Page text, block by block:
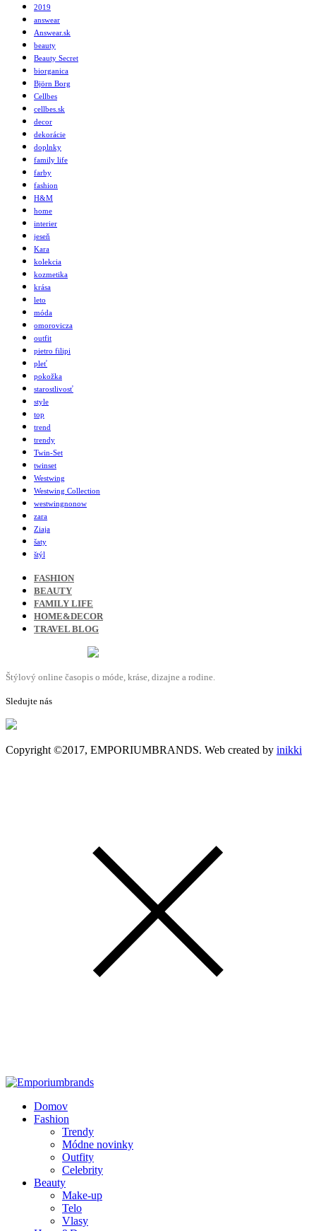
2019
answear
Answear.sk
beauty
Beauty Secret
biorganica
Björn Borg
Cellbes
cellbes.sk
decor
dekorácie
doplnky
family life
farby
fashion
H&M
home
interier
jeseň
Kara
kolekcia
kozmetika
krása
leto
móda
omorovicza
outfit
pietro filipi
pleť
pokožka
starostlivosť
style
top
trend
trendy
Twin-Set
twinset
Westwing
Westwing Collection
westwingnonow
zara
Ziaja
šaty
štýl
FASHION
BEAUTY
FAMILY LIFE
HOME&DECOR
TRAVEL BLOG
Štýlový online časopis o móde, kráse, dizajne a rodine.
Sledujte nás
Copyright ©2017, EMPORIUMBRANDS. Web created by inikki
Domov
Fashion
Trendy
Módne novinky
Outfity
Celebrity
Beauty
Make-up
Telo
Vlasy